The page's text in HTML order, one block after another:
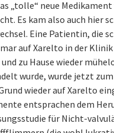
„tolle“ neue
Es kam also auch hier
Eine Patientin, die
auf Xarelto in der
und zu Hause wieder
wurde, wurde jetzt
wieder auf Xarelto
entsprachen dem
für Nicht-